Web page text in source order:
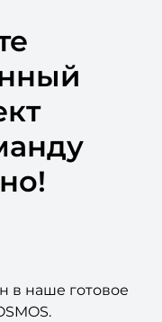
в наше готовое